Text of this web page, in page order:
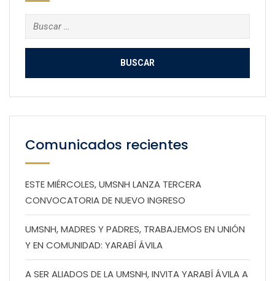
Buscar:
Comunicados recientes
ESTE MIÉRCOLES, UMSNH LANZA TERCERA
CONVOCATORIA DE NUEVO INGRESO
UMSNH, MADRES Y PADRES, TRABAJEMOS EN UNIÓN
Y EN COMUNIDAD: YARABÍ ÁVILA
A SER ALIADOS DE LA UMSNH, INVITA YARABÍ ÁVILA A